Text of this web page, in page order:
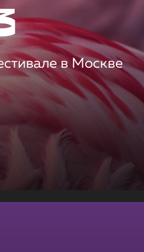
в Москве